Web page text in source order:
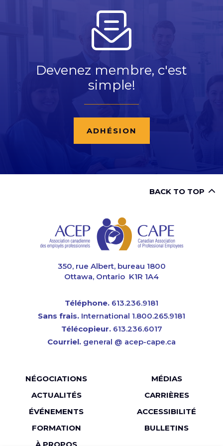
Devenez membre, c'est
simple!
ADHÉSION
BACK TO TOP
350, rue Albert, bureau 1800
Ottawa, Ontario K1R 1A4
Téléphone. 613.236.9181
Sans frais. International 1.800.265.9181
Télécopieur. 613.236.6017
Courriel. general @ acep-cape.ca
Menu
Pied
page
NÉGOCIATIONS
ACTUALITÉS
ÉVÉNEMENTS
FORMATION
MÉDIAS
CARRIÈRES
ACCESSIBILITÉ
BULLETINS